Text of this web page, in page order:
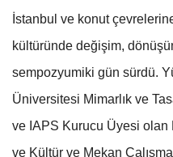
İstanbul ve konut
kültüründe değişim,
sempozyumiki gün sürdü.
Üniversitesi Mimarlık ve
ve IAPS Kurucu Üyesi olan
ve Kültür ve Mekan